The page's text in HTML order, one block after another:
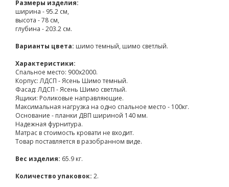
Размеры изделия:
ширина - 95.2 см,
высота - 78 см,
глубина - 203.2 см.
Варианты цвета: шимо темный, шимо светлый.
Характеристики:
Спальное место: 900х2000.
Корпус: ЛДСП - Ясень Шимо темный.
Фасад: ЛДСП - Ясень Шимо светлый.
Ящики: Роликовые направляющие.
Максимальная нагрузка на одно спальное место - 100кг.
Основание - планки ДВП шириной 140 мм.
Надежная фурнитура.
Матрас в стоимость кровати не входит.
Товар поставляется в разобранном виде.
Вес изделия: 65.9 кг.
Количество упаковок: 2.